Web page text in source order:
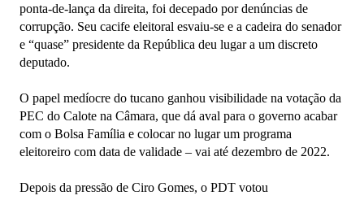
ponta-de-lança da direita, foi decepado por denúncias de
corrupção. Seu cacife eleitoral esvaiu-se e a cadeira do senador
e “quase” presidente da República deu lugar a um discreto
deputado.
O papel medíocre do tucano ganhou visibilidade na votação da
PEC do Calote na Câmara, que dá aval para o governo acabar
com o Bolsa Família e colocar no lugar um programa
eleitoreiro com data de validade – vai até dezembro de 2022.
Depois da pressão de Ciro Gomes, o PDT votou